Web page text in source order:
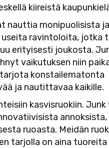
kiireistä
nauttia monipuolisista ja
useita ravintoloita, jotka
erityisesti joukosta.
vaikutuksen niin
konstailematonta
ja nautittavaa kaikille.
kasvisruokiin. Junk
ruoasta. Meidän
tarjolla on aina tuoreita